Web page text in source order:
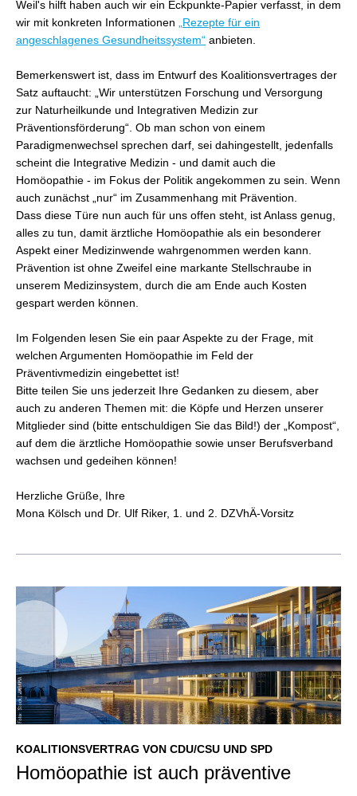
Weil's hilft haben auch wir ein Eckpunkte-Papier verfasst, in dem
wir mit konkreten Informationen
„Rezepte für ein
angeschlagenes Gesundheitssystem“ anbieten.
Bemerkenswert ist, dass im Entwurf des Koalitionsvertrages der
Satz auftaucht: „Wir unterstützen Forschung und Versorgung
zur Naturheilkunde und Integrativen Medizin zur
Präventionsförderung“. Ob man schon von einem
Paradigmenwechsel sprechen darf, sei dahingestellt, jedenfalls
scheint die Integrative Medizin - und damit auch die
Homöopathie - im Fokus der Politik angekommen zu sein. Wenn
auch zunächst „nur“ im Zusammenhang mit Prävention.
Dass diese Türe nun auch für uns offen steht, ist Anlass genug,
alles zu tun, damit ärztliche Homöopathie als ein besonderer
Aspekt einer Medizinwende wahrgenommen werden kann.
Prävention ist ohne Zweifel eine markante Stellschraube in
unserem Medizinsystem, durch die am Ende auch Kosten
gespart werden können.
Im Folgenden lesen Sie ein paar Aspekte zu der Frage, mit
welchen Argumenten Homöopathie im Feld der
Präventivmedizin eingebettet ist!
Bitte teilen Sie uns jederzeit Ihre Gedanken zu diesem, aber
auch zu anderen Themen mit: die Köpfe und Herzen unserer
Mitglieder sind (bitte entschuldigen Sie das Bild!) der „Kompost“,
auf dem die ärztliche Homöopathie sowie unser Berufsverband
wachsen und gedeihen können!
Herzliche Grüße, Ihre
Mona Kölsch und Dr. Ulf Riker, 1. und 2. DZVhÄ-Vorsitz
KOALITIONSVERTRAG VON CDU/CSU UND SPD
Homöopathie ist auch präventive